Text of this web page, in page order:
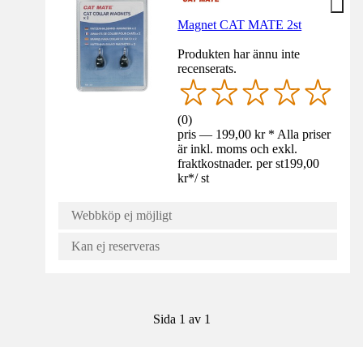
Magnet CAT MATE 2st
Produkten har ännu inte
recenserats.
(0)
pris — 199,00 kr * Alla priser
är inkl. moms och exkl.
fraktkostnader. per st199,00
kr*/ st
Webbköp ej möjligt
Kan ej reserveras
Sida 1 av 1